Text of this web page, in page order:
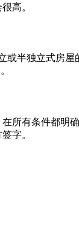
高。
半独立式房
所有条件都明
字。